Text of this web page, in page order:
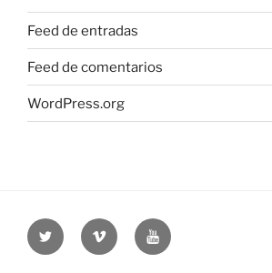
Feed de entradas
Feed de comentarios
WordPress.org
Twitter
UOC
Vimeo
UOC
Youtube
UOC